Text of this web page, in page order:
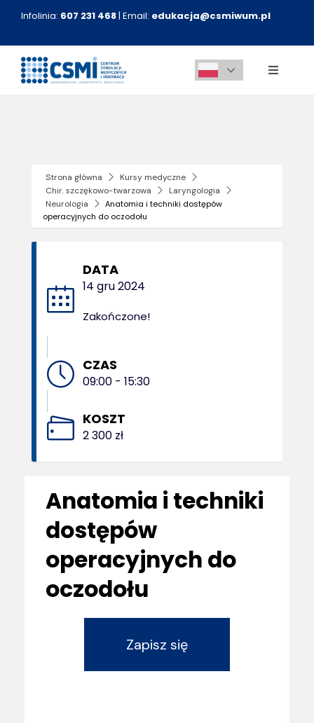
zawartości
Infolinia: 607 231 468| Email: edukacja@csmiwum.pl
Toggle
Kursy medyczne
Innowacje
Kontakt
Strona główna
Kursy medyczne
Chir. szczękowo-twarzowa
Laryngologia
Neurologia
Anatomia i techniki dostępów
operacyjnych do oczodołu
DATA
14 gru 2024
Zakończone!
CZAS
09:00 - 15:30
KOSZT
2 300 zł
Anatomia i techniki
dostępów
operacyjnych do
oczodołu
Zapisz się